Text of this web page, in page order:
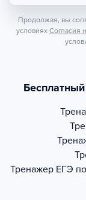
Продолжая, вы
условиях Согласия
Тренажер ЕГЭ